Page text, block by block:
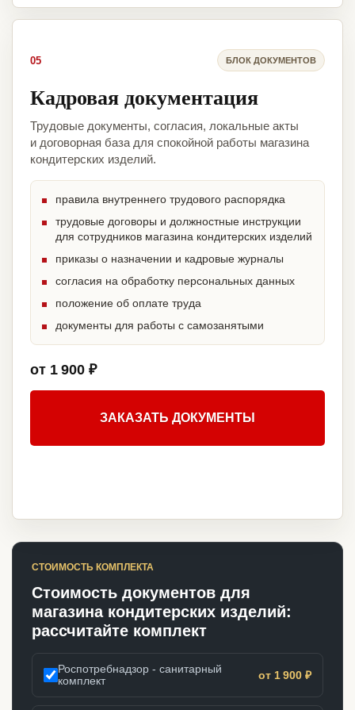
05 БЛОК ДОКУМЕНТОВ
Кадровая документация
Трудовые документы, согласия, локальные акты
и договорная база для спокойной работы магазина
кондитерских изделий.
правила внутреннего трудового распорядка
трудовые договоры и должностные инструкции
для сотрудников магазина кондитерских изделий
приказы о назначении и кадровые журналы
согласия на обработку персональных данных
положение об оплате труда
документы для работы с самозанятыми
от 1 900 ₽
ЗАКАЗАТЬ ДОКУМЕНТЫ
СТОИМОСТЬ КОМПЛЕКТА
Стоимость документов для
магазина кондитерских изделий:
рассчитайте комплект
Роспотребнадзор - санитарный
комплект
от 1 900 ₽